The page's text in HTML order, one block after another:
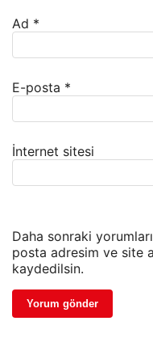
Ad *
E-posta *
İnternet sitesi
Daha sonraki
posta adresim ve site
kaydedilsin.